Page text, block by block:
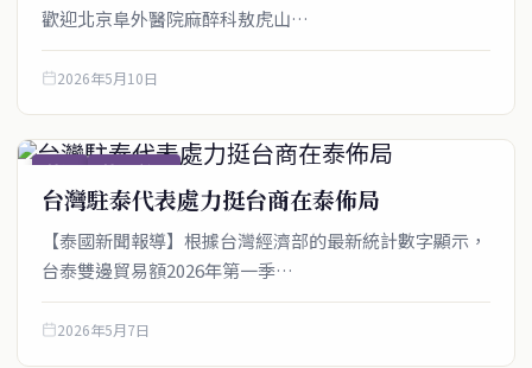
歡迎北京阜外醫院麻醉科敖虎山…
2026年5月10日
僑社 僑社_新聞
台灣駐泰代表處力挺台商在泰佈局
【泰國新聞報導】根據台灣經濟部的最新統計數字顯示，
台泰雙邊貿易額2026年第一季…
2026年5月7日
關於我們
報導泰國當地政治、經濟、華人社群與社會時事，為在泰華人讀者提
供即時、客觀、多元的中文新聞內容。
快速連結